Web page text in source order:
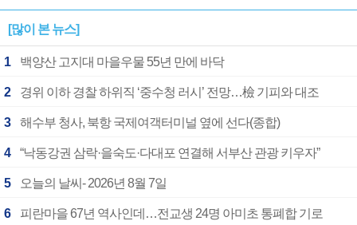
[많이 본 뉴스]
1 백양산 고지대 마을우물 55년 만에 바닥
2 경위 이하 경찰 하위직 ‘중수청 러시’ 전망…檢 기피와 대조
3 해수부 청사, 북항 국제여객터미널 옆에 선다(종합)
4 “낙동강권 삼락·을숙도·다대포 연결해 서부산 관광 키우자”
5 오늘의 날씨- 2026년 8월 7일
6 피란마을 67년 역사인데…전교생 24명 아미초 통폐합 기로